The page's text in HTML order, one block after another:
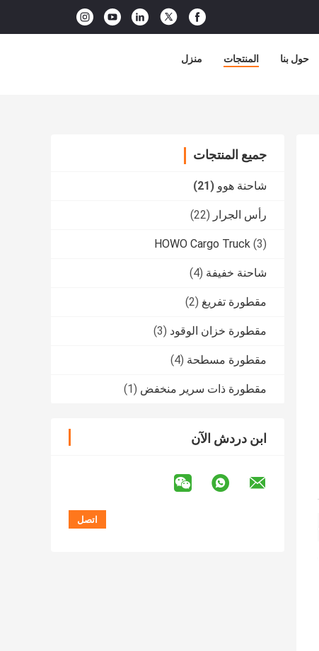
منزل المنتجات حول بنا
جميع المنتجات
شاحنة هوو (21)
رأس الجرار (22)
HOWO Cargo Truck (3)
شاحنة خفيفة (4)
مقطورة تفريغ (2)
مقطورة خزان الوقود (3)
مقطورة مسطحة (4)
مقطورة ذات سرير منخفض (1)
ابن دردش الآن